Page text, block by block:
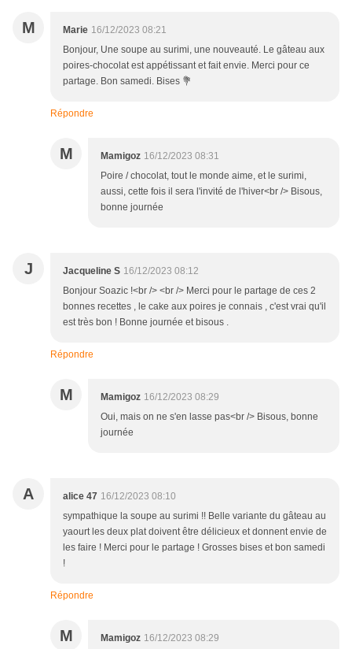
M Marie 16/12/2023 08:21
Bonjour, Une soupe au surimi, une nouveauté. Le gâteau aux
poires-chocolat est appétissant et fait envie. Merci pour ce
partage. Bon samedi. Bises 💐
Répondre
M Mamigoz 16/12/2023 08:31
Poire / chocolat, tout le monde aime, et le surimi,
aussi, cette fois il sera l'invité de l'hiver<br /> Bisous,
bonne journée
J Jacqueline S 16/12/2023 08:12
Bonjour Soazic !<br /> <br /> Merci pour le partage de ces 2
bonnes recettes , le cake aux poires je connais , c'est vrai qu'il
est très bon ! Bonne journée et bisous .
Répondre
M Mamigoz 16/12/2023 08:29
Oui, mais on ne s'en lasse pas<br /> Bisous, bonne
journée
A alice 47 16/12/2023 08:10
sympathique la soupe au surimi !! Belle variante du gâteau au
yaourt les deux plat doivent être délicieux et donnent envie de
les faire ! Merci pour le partage ! Grosses bises et bon samedi
!
Répondre
M Mamigoz 16/12/2023 08:29